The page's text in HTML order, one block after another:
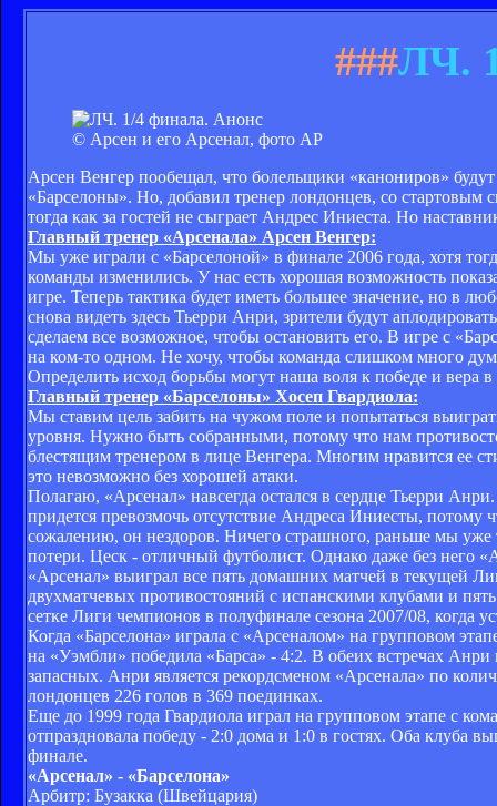
###ЛЧ.
© Арсен и его Арсенал, фото АР
Арсен Венгер пообещал, что болельщики «канониров»
«Барселоны». Но, добавил тренер лондонцев, со стартовым
тогда как за гостей не сыграет Андрес Иниеста. Но
Главный тренер «Арсенала» Арсен Венгер:
Мы уже играли с «Барселоной» в финале 2006 года, хотя
команды изменились. У нас есть хорошая возможность
игре. Теперь тактика будет иметь большее значение, но в
снова видеть здесь Тьерри Анри, зрители будут
сделаем все возможное, чтобы остановить его. В игре с
на ком-то одном. Не хочу, чтобы команда слишком много
Определить исход борьбы могут наша воля к победе и
Главный тренер «Барселоны» Хосеп Гвардиола:
Мы ставим цель забить на чужом поле и попытаться
уровня. Нужно быть собранными, потому что нам
блестящим тренером в лице Венгера. Многим нравится ее
это невозможно без хорошей атаки.
Полагаю, «Арсенал» навсегда остался в сердце Тьерри
придется превозмочь отсутствие Андреса Иниесты,
сожалению, он нездоров. Ничего страшного, раньше мы уже
потери. Цеск - отличный футболист. Однако даже без него
«Арсенал» выиграл все пять домашних матчей в текущей
двухматчевых противостояний с испанскими клубами и
сетке Лиги чемпионов в полуфинале сезона 2007/08, когда
Когда «Барселона» играла с «Арсеналом» на групповом
на «Уэмбли» победила «Барса» - 4:2. В обеих встречах
запасных. Анри является рекордсменом «Арсенала» по
лондонцев 226 голов в 369 поединках.
Еще до 1999 года Гвардиола играл на групповом этапе с
отпраздновала победу - 2:0 дома и 1:0 в гостях. Оба клуба
финале.
«Арсенал» - «Барселона»
Арбитр: Бузакка (Швейцария)